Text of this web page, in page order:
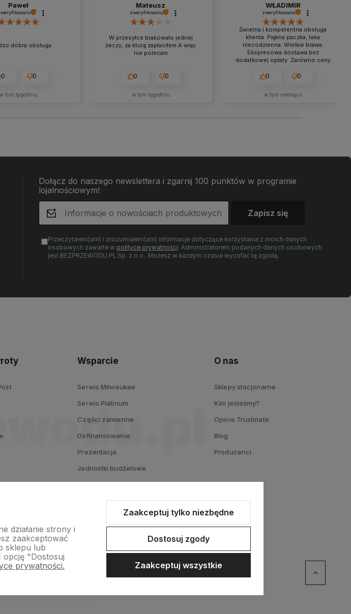
Paweł
dobra obsługa.
0 0
w tym tygodniu
Mateusz
zweryfikowano
W przesyłce brakowało jednej
żeczy, za kturą zapłaciłem A więc
nie polecam
0 0
w tym tygodniu
WŁADIMIR
zweryfikowano
Świetna i kompetentna obsługa
klienta. Piękna paczka, taka
niecodzienna. Wielkie brawa.
Ekspresowa dostawa bez
dodatkowej opłaty. Zarówno ceny
0 0
w tym miesiącu
Dołącz do naszego newslettera i zgarnij 100 punktów w programie
lojalnościowym!
Zapisz się
Przeczytałem(am) i zrozumiałem(am) informacje dotyczące korzystania z moich danych
osobowych zawarte w polityce prywatności. Administratorem podanych danych osobowych
jest BEZPRZEWODU.PL Sp. z o.o.. Możesz w każdym czasie wycofać tę zgodę.
Wsparcie
Serwis Milwaukee
Serwis Platinum
Części zamienne
Dofinansowanie
Prezentacja
Jednostki budżetowe
Testuj MX FUEL
Voucher prezentowy
O nas
Sklepy stacjonarne
Kim jesteśmy?
Opinie Trustmate
Blog
Producenci
działanie strony i
zaakceptować
sklepu lub
opcję "Dostosuj
prywatności.
Zaakceptuj tylko niezbędne
Dostosuj zgody
Zaakceptuj wszystkie